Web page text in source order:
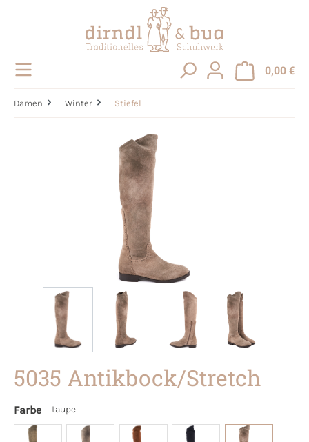
0,00 €
Damen Winter Stiefel
Bildergalerie überspringen
5035 Antikbock/Stretch
Farbe taupe